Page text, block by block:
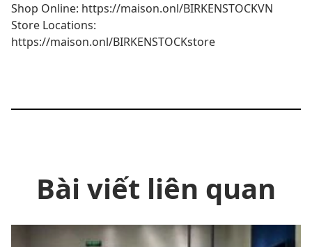
Shop Online: https://maison.onl/BIRKENSTOCKVN
Store Locations:
https://maison.onl/BIRKENSTOCKstore
Bài viết liên quan